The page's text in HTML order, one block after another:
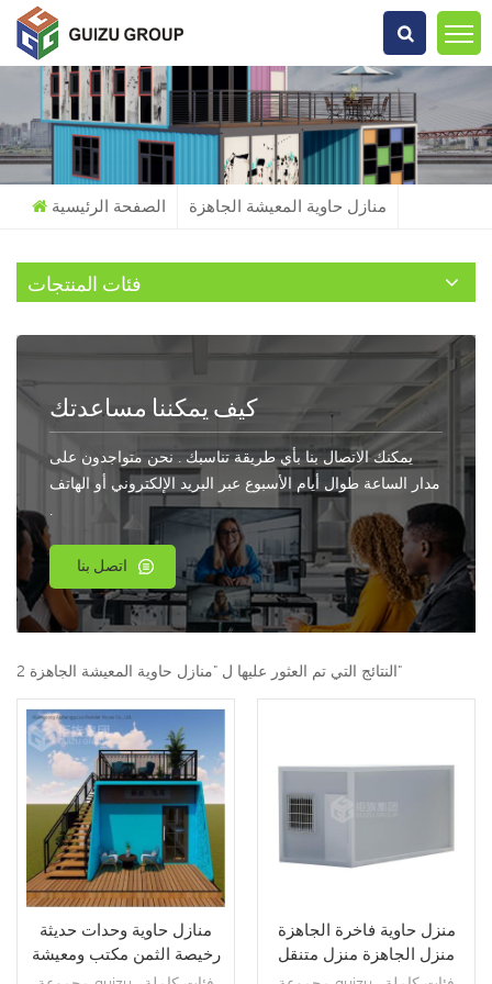
الصفحة الرئيسية منازل حاوية المعيشة الجاهزة
فئات المنتجات
كيف يمكننا مساعدتك
يمكنك الاتصال بنا بأي طريقة تناسبك . نحن متواجدون على
مدار الساعة طوال أيام الأسبوع عبر البريد الإلكتروني أو الهاتف
.
اتصل بنا
2 النتائج التي تم العثور عليها ل "منازل حاوية المعيشة الجاهزة"
منازل حاوية وحدات حديثة
رخيصة الثمن مكتب ومعيشة
منزل حاوية فاخرة الجاهزة
منزل الجاهزة منزل متنقل
للعيش